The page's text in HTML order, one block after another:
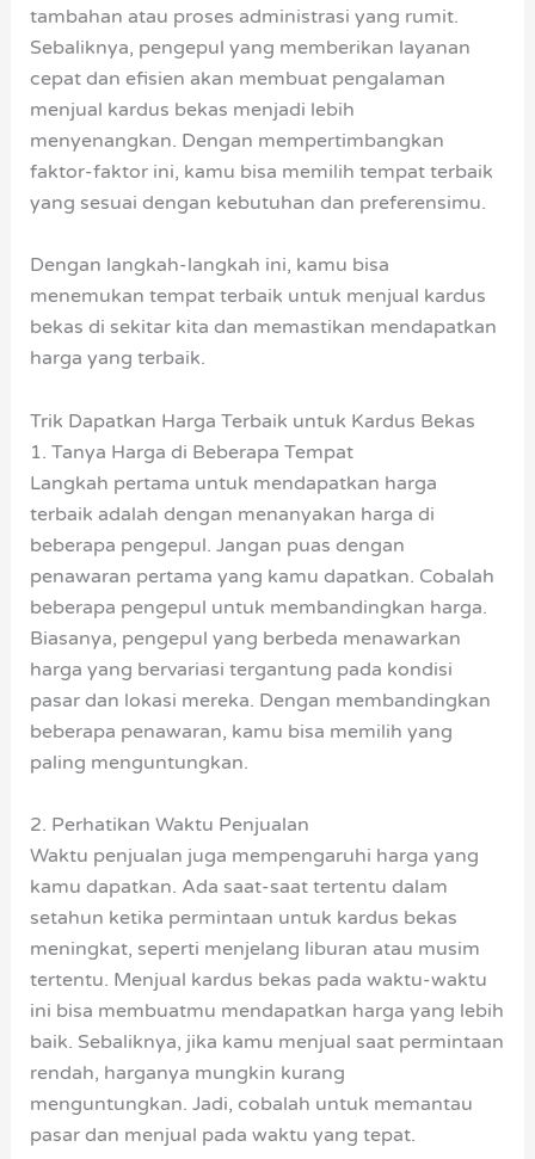
tambahan atau proses administrasi yang rumit.
Sebaliknya, pengepul yang memberikan layanan
cepat dan efisien akan membuat pengalaman
menjual kardus bekas menjadi lebih
menyenangkan. Dengan mempertimbangkan
faktor-faktor ini, kamu bisa memilih tempat terbaik
yang sesuai dengan kebutuhan dan preferensimu.
Dengan langkah-langkah ini, kamu bisa
menemukan tempat terbaik untuk menjual kardus
bekas di sekitar kita dan memastikan mendapatkan
harga yang terbaik.
Trik Dapatkan Harga Terbaik untuk Kardus Bekas
1. Tanya Harga di Beberapa Tempat
Langkah pertama untuk mendapatkan harga
terbaik adalah dengan menanyakan harga di
beberapa pengepul. Jangan puas dengan
penawaran pertama yang kamu dapatkan. Cobalah
beberapa pengepul untuk membandingkan harga.
Biasanya, pengepul yang berbeda menawarkan
harga yang bervariasi tergantung pada kondisi
pasar dan lokasi mereka. Dengan membandingkan
beberapa penawaran, kamu bisa memilih yang
paling menguntungkan.
2. Perhatikan Waktu Penjualan
Waktu penjualan juga mempengaruhi harga yang
kamu dapatkan. Ada saat-saat tertentu dalam
setahun ketika permintaan untuk kardus bekas
meningkat, seperti menjelang liburan atau musim
tertentu. Menjual kardus bekas pada waktu-waktu
ini bisa membuatmu mendapatkan harga yang lebih
baik. Sebaliknya, jika kamu menjual saat permintaan
rendah, harganya mungkin kurang
menguntungkan. Jadi, cobalah untuk memantau
pasar dan menjual pada waktu yang tepat.